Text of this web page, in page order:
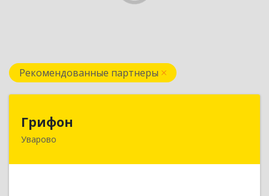
Рекомендованные партнеры
Грифон
Уварово
393461, Тамбовская обл, Уварово г, Южная ул,